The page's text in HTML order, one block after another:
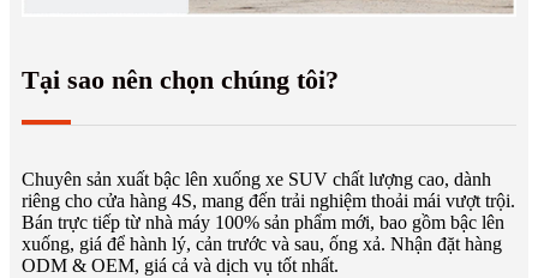
Tại sao nên chọn chúng tôi?
Chuyên sản xuất bậc lên xuống xe SUV chất lượng cao, dành
riêng cho cửa hàng 4S, mang đến trải nghiệm thoải mái vượt trội.
Bán trực tiếp từ nhà máy 100% sản phẩm mới, bao gồm bậc lên
xuống, giá để hành lý, cản trước và sau, ống xả. Nhận đặt hàng
ODM & OEM, giá cả và dịch vụ tốt nhất.